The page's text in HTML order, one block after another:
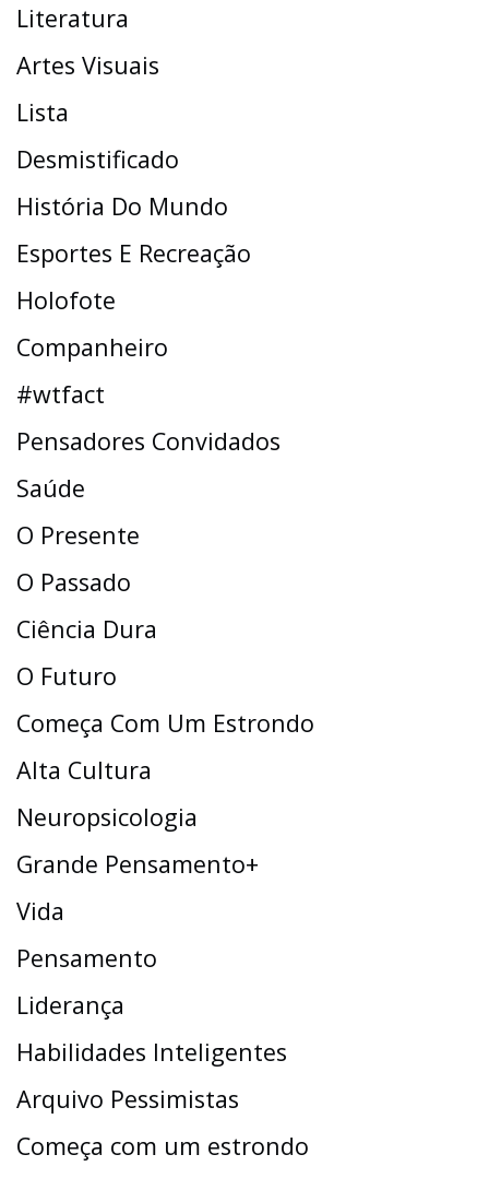
Literatura
Artes Visuais
Lista
Desmistificado
História Do Mundo
Esportes E Recreação
Holofote
Companheiro
#wtfact
Pensadores Convidados
Saúde
O Presente
O Passado
Ciência Dura
O Futuro
Começa Com Um Estrondo
Alta Cultura
Neuropsicologia
Grande Pensamento+
Vida
Pensamento
Liderança
Habilidades Inteligentes
Arquivo Pessimistas
Começa com um estrondo